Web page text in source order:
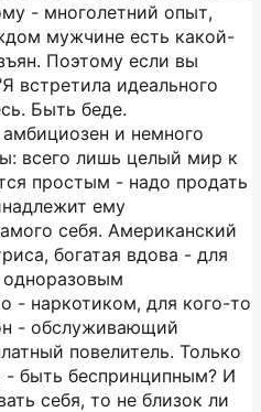
- многолетний опыт,
мужчине есть какой-
Поэтому если вы
встретила идеального
Быть беде.
и немного
всего лишь целый мир к
простым - надо продать
ему
себя. Американский
богатая вдова - для
одноразовым
- наркотиком, для кого-то
- обслуживающий
повелитель. Только
- быть беспринципным? И
себя, то не близок ли